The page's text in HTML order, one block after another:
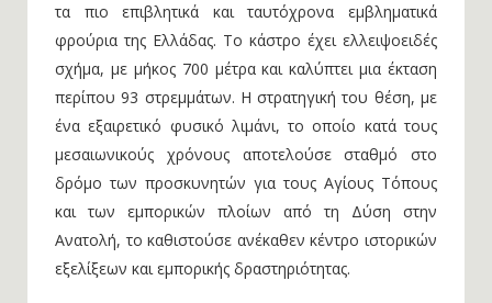
τα πιο επιβλητικά και ταυτόχρονα εμβληματικά
φρούρια της Ελλάδας. Το κάστρο έχει ελλειψοειδές
σχήμα, με μήκος 700 μέτρα και καλύπτει μια έκταση
περίπου 93 στρεμμάτων. Η στρατηγική του θέση, με
ένα εξαιρετικό φυσικό λιμάνι, το οποίο κατά τους
μεσαιωνικούς χρόνους αποτελούσε σταθμό στο
δρόμο των προσκυνητών για τους Αγίους Τόπους
και των εμπορικών πλοίων από τη Δύση στην
Ανατολή, το καθιστούσε ανέκαθεν κέντρο ιστορικών
εξελίξεων και εμπορικής δραστηριότητας.